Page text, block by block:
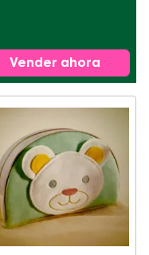
Vender ahora